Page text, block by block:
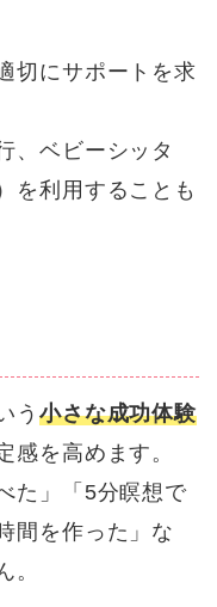
切にサポートを求
、ベビーシッタ
を利用することも
う 小さな成功体験
感を高めます。
た」「5分瞑想で
間を作った」な
。